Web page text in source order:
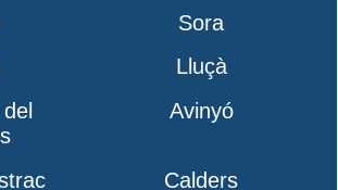
Sora
Lluçà
Avinyó
Calders